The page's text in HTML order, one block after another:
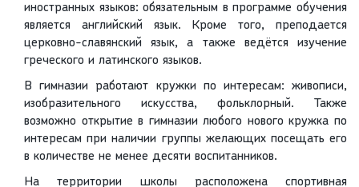
иностранных языков: обязательным в программе обучения
является английский язык. Кроме того, преподается
церковно-славянский язык, а также ведётся изучение
греческого и латинского языков.
В гимназии работают кружки по интересам: живописи,
изобразительного искусства, фольклорный. Также
возможно открытие в гимназии любого нового кружка по
интересам при наличии группы желающих посещать его
в количестве не менее десяти воспитанников.
На территории школы расположена спортивная